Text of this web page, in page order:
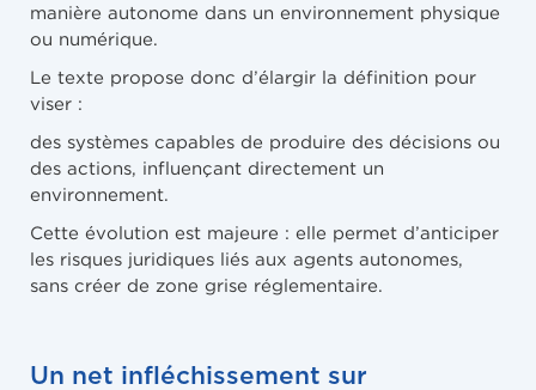
manière autonome dans un environnement physique
ou numérique.
Le texte propose donc d’élargir la définition pour
viser :
des systèmes capables de produire des décisions ou
des actions, influençant directement un
environnement.
Cette évolution est majeure : elle permet d’anticiper
les risques juridiques liés aux agents autonomes,
sans créer de zone grise réglementaire.
Un net infléchissement sur